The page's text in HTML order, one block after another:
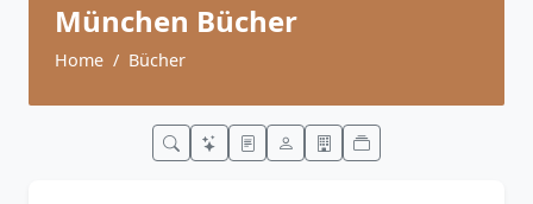
München Bücher
Home Bücher